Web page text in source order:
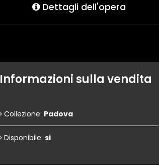
Dettagli dell'opera
Informazioni sulla vendita
Collezione: Padova
Disponibile: si